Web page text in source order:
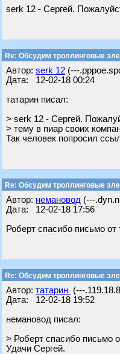
serk 12 - Сергей.
Re: Обсудим троллинговые
Автор: serk 12 (---
Дата: 12-02-18 00:24
татарин писал:
> serk 12 - Сергей.
> тему в пиар своих
Так человек попросил
Re: Обсудим троллинговые
Автор: немановод (---
Дата: 12-02-18 17:56
Роберт спасибо письмо
Re: Обсудим троллинговые
Автор: татарин (---
Дата: 12-02-18 19:52
немановод писал:
> Роберт спасибо письмо
Удачи Сергей.